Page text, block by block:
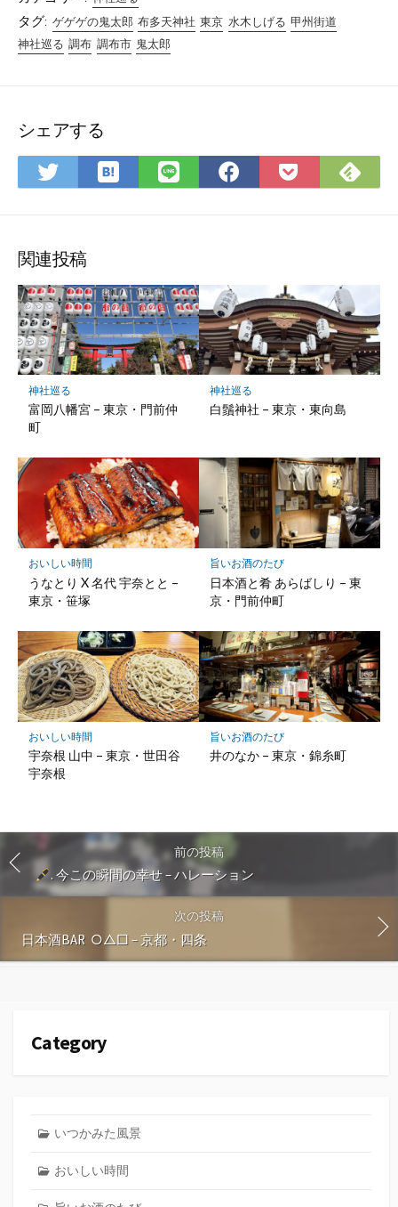
タグ: ゲゲゲの鬼太郎 布多天神社 東京 水木しげる 甲州街道
神社巡る 調布 調布市 鬼太郎
シェアする
Twitter
で
ア
は
て
マ
ー
ク
に
保
存
LINE
で
Facebook
で
Pocket
に
で
関連投稿
神社巡る
富岡八幡宮 – 東京・門前仲
町
神社巡る
白鬚神社 – 東京・東向島
おいしい時間
うなとり X 名代 宇奈とと –
東京・笹塚
旨いお酒のたび
日本酒と肴 あらばしり – 東
京・門前仲町
おいしい時間
宇奈根 山中 – 東京・世田谷
宇奈根
旨いお酒のたび
井のなか – 東京・錦糸町
前の投稿
. 今この瞬間の幸せ – ハレーション
次の投稿
日本酒BAR ○△□ – 京都・四条
Category
いつかみた風景
おいしい時間